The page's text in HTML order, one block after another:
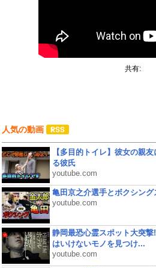
共有:
人気の動画
【多目的トイレ】彼女の親
る彼氏
youtube.com
亀田京之介選手とボクシング
youtube.com
静岡最恐心霊スポット大突
はいけないモノを見つけ...
youtube.com